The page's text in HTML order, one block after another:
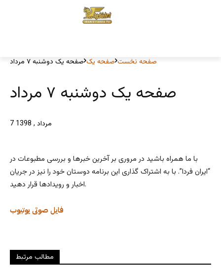
صفحه نخست صفحه یک صفحه یک دوشنبه ۷ مرداد
صفحه یک دوشنبه ۷ مرداد
7 مرداد , 1398
با ما همراه باشید در مروری بر آخرین خبرها و بررسی مطبوعات در
“ایران فردا”. با به اشتراک گذاری این برنامه دوستان خود را نیز در جریان
اخبار و رویدادها قرار دهید.
یوتیوب فایل صوتی
مطالب مرتبط